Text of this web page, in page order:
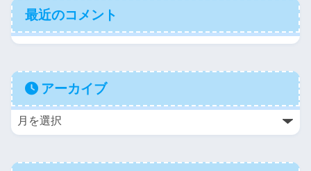
最近のコメント
アーカイブ